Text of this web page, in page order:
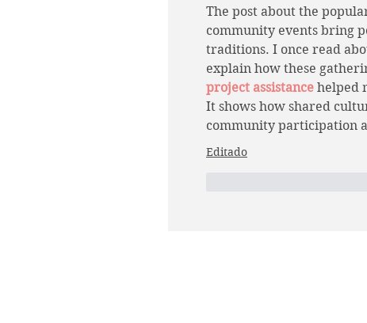
The post about the
community events bring
traditions. I once read
explain how these
project assistance helped
It shows how shared
community participation
Editado